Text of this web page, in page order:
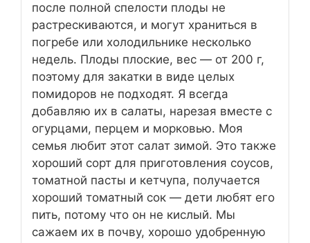
после полной спелости плоды не
растрескиваются, и могут храниться в
погребе или холодильнике несколько
недель. Плоды плоские, вес — от 200 г,
поэтому для закатки в виде целых
помидоров не подходят. Я всегда
добавляю их в салаты, нарезая вместе с
огурцами, перцем и морковью. Моя
семья любит этот салат зимой. Это также
хороший сорт для приготовления соусов,
томатной пасты и кетчупа, получается
хороший томатный сок — дети любят его
пить, потому что он не кислый. Мы
сажаем их в почву, хорошо удобренную